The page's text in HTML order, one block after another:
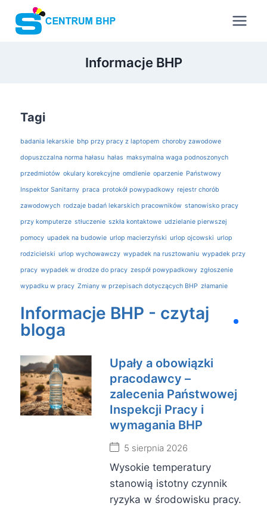
Informacje BHP
Tagi
badania lekarskie bhp przy pracy z laptopem choroby zawodowe
dopuszczalna norma hałasu hałas maksymalna waga podnoszonych
przedmiotów okulary korekcyjne omdlenie oparzenie Państwowy
Inspektor Sanitarny praca protokół powypadkowy rejestr chorób
zawodowych rodzaje badań lekarskich pracowników stanowisko pracy
przy komputerze stłuczenie szkła kontaktowe udzielanie pierwszej
pomocy upadek na budowie urlop macierzyński urlop ojcowski urlop
rodzicielski urlop wychowawczy wypadek na rusztowaniu wypadek przy
pracy wypadek w drodze do pracy zespół powypadkowy zgłoszenie
wypadku w pracy Zmiany w przepisach dotyczących BHP złamanie
Informacje BHP - czytaj
bloga
Upały a obowiązki
pracodawcy –
zalecenia Państwowej
Inspekcji Pracy i
wymagania BHP
5 sierpnia 2026
Wysokie temperatury
stanowią istotny czynnik
ryzyka w środowisku pracy.